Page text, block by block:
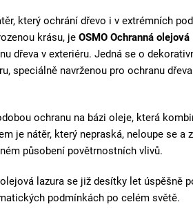
který ochrání dřevo i v extrémních
krásu, je OSMO Ochranná
dřeva v exteriéru. Jedná se o
speciálně navrženou pro ochranu
ochranu na bázi oleje, která
je nátěr, který nepraská, neloupe se a
působení povětrnostních vlivů.
olejová lazura se již desítky let úspěšně
podmínkách po celém světě.